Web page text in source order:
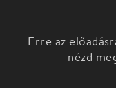
Budapest